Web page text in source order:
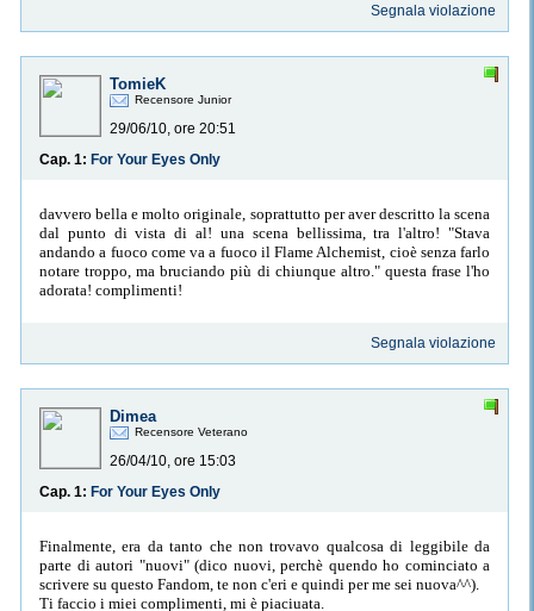
Segnala violazione
TomieK
Recensore Junior
29/06/10, ore 20:51
Cap. 1: For Your Eyes Only
davvero bella e molto originale, soprattutto per aver descritto la scena
dal punto di vista di al! una scena bellissima, tra l'altro! "Stava
andando a fuoco come va a fuoco il Flame Alchemist, cioè senza farlo
notare troppo, ma bruciando più di chiunque altro." questa frase l'ho
adorata! complimenti!
Segnala violazione
Dimea
Recensore Veterano
26/04/10, ore 15:03
Cap. 1: For Your Eyes Only
Finalmente, era da tanto che non trovavo qualcosa di leggibile da
parte di autori "nuovi" (dico nuovi, perchè quendo ho cominciato a
scrivere su questo Fandom, te non c'eri e quindi per me sei nuova^^).
Ti faccio i miei complimenti, mi è piaciuata.